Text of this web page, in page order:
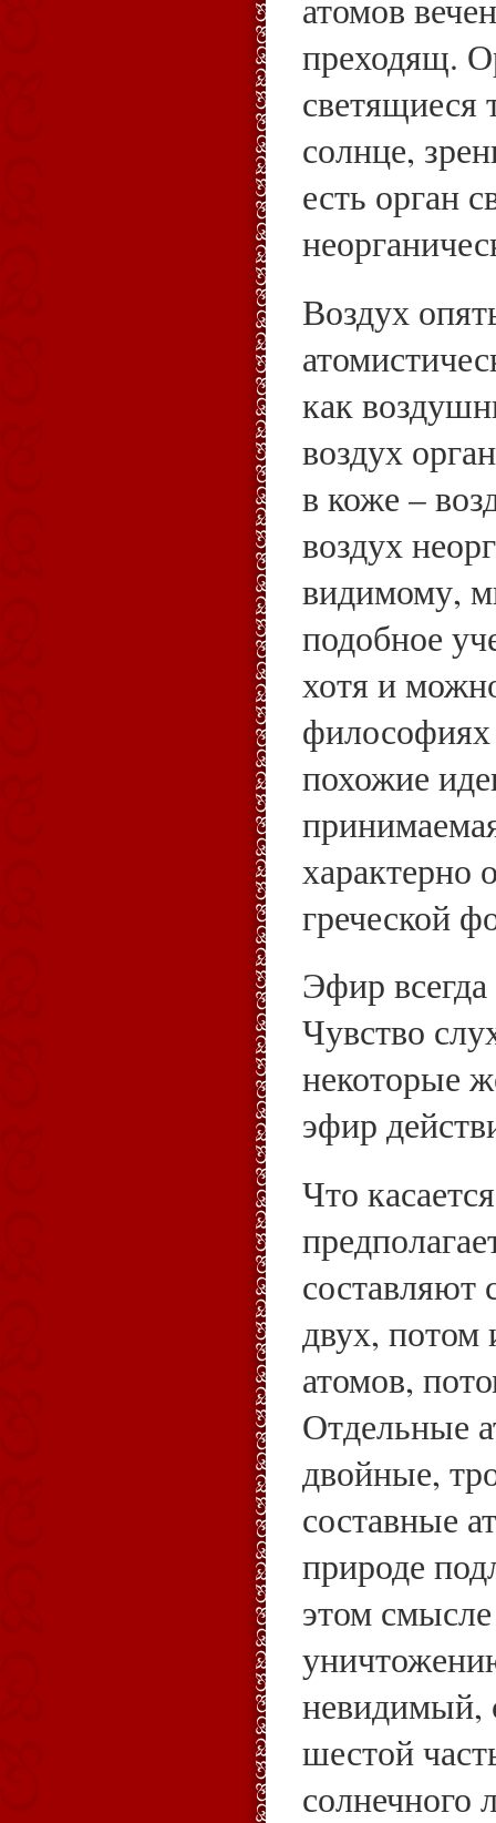
атомов
преходящ.
светящиеся
солнце,
есть орган
Воздух
как
воздух
в коже –
воздух
видимому,
подобное
хотя и
похожие
характерно
греческой
Эфир
Чувство
некоторые
эфир
Что
составляют
двух, потом
атомов,
Отдельные
двойные,
составные
природе
этом
невидимый,
шестой
солнечного